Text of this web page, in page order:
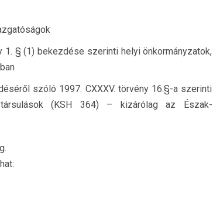
§ (1) bekezdése szerinti helyi önkormányzatok,
szóló 1997. CXXXV. törvény 16.§-a szerinti
(KSH 364) – kizárólag az Észak-